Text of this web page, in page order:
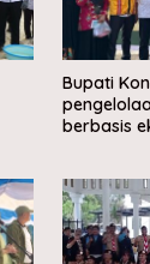
Bupati
berbasis